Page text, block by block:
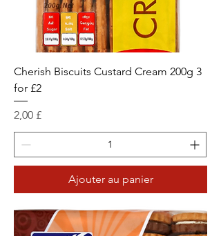
Cherish Biscuits Custard Cream 200g 3
for £2
Prix
2,00 £
Ajouter au panier